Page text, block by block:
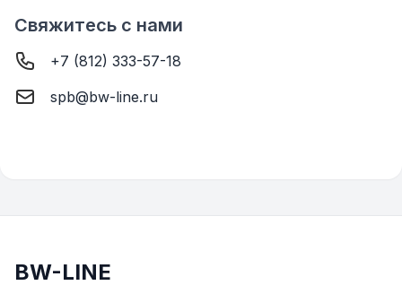
Свяжитесь с нами
+7 (812) 333-57-18
spb@bw-line.ru
BW-LINE